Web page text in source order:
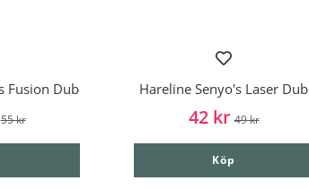
Fusion Dub
55 kr
Hareline Senyo's Laser Dub
42 kr 49 kr
Köp